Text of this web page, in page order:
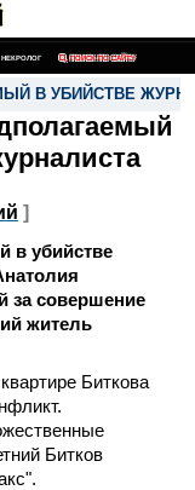
НЕКРОЛОГ ПОИСК ПО САЙТУ
В УБИЙСТВЕ
]
в убийстве
за совершение
житель
Биткова
Битков